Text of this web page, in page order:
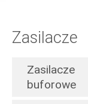
Zasilacze
Zasilacze
buforowe